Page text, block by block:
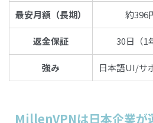
最安月額（長期） 約396
返金保証 30日（1
強み 日本語UI/サ
MillenVPNは日本企業が